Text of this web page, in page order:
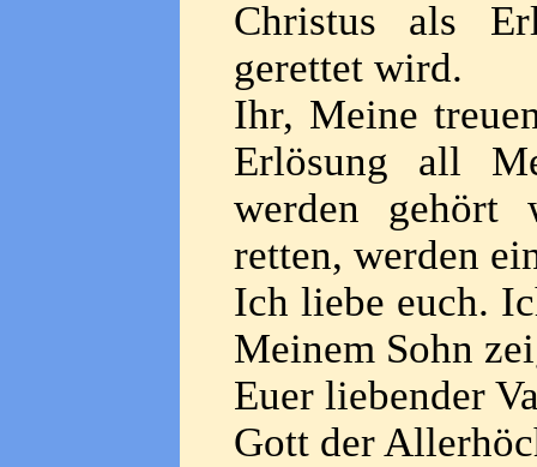
Christus als
gerettet wird.
Ihr, Meine
Erlösung all
werden gehört
retten, werden
Ich liebe euch.
Meinem Sohn
Euer liebender
Gott der